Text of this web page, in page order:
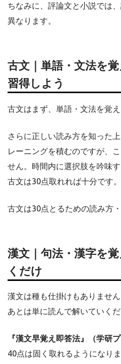
ちなみに、評論文と小説では
異なります。
古文｜単語・文法を
習得しよう
古文はまず、単語・文法を覚
さらに正しい読み方を知った
レーニングを積むのですが、
せん。時間内に選択肢を吟味
古文は30点取れれば十分です。
古文は30点とるための読み方
漢文｜句法・漢字を
くだけ
漢文は種も仕掛けもありませ
あとは単に読んで解いていくだ
『漢文早覚え即答法』（学研プ
40点は固く取れるようになりま